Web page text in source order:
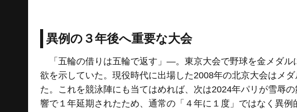
異例の３年後へ重要な大会
「五輪の借りは五輪で返す」―。東京大会で野球を金メダル
欲を示していた。現役時代に出場した2008年の北京大会はメ
た。これを競泳陣にも当てはめれば、次は2024年パリが雪辱
響で１年延期されたため、通常の「４年に１度」ではなく異例